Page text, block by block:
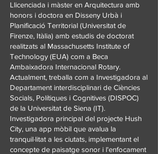
Llicenciada i màster en Arquitectura amb
honors i doctora en Disseny Urbà i
Planificació Territorial (Universitat de
Firenze, Itàlia) amb estudis de doctorat
realitzats al Massachusetts Institute of
Technology (EUA) com a Beca
Ambaixadora Internacional Rotary.
Actualment, treballa com a Investigadora al
Departament interdisciplinari de Ciències
Socials, Polítiques i Cognitives (DISPOC)
de la Universitat de Siena (IT).
Investigadora principal del projecte Hush
City, una app mòbil que avalua la
tranquil·litat a les ciutats, implementant el
concepte de paisatge sonor i l'enfocament